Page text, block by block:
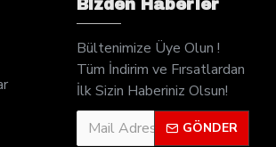
Bizden Haberler
Bültenimize Üye Olun !
Tüm İndirim ve Fırsatlardan
İlk Sizin Haberiniz Olsun!
GÖNDER